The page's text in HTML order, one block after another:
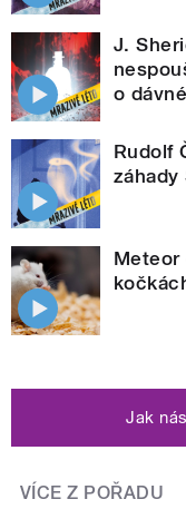
J.
o
Rudolf
záhady
Meteor
Jak
VÍCE Z POŘADU